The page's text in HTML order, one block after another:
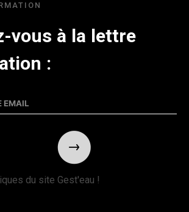
vous à la lettre
:
du site Gest'eau !